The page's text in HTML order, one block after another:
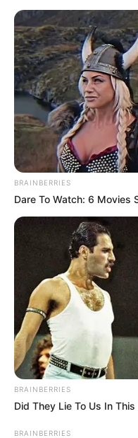
BRAINBERRIES
Dare To Watch: 6 Movies
BRAINBERRIES
Did They Lie To Us In This
BRAINBERRIES